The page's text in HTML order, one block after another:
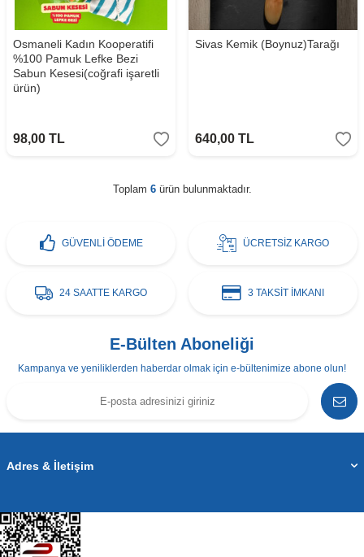
Osmaneli Kadın Kooperatifi
%100 Pamuk Lefke Bezi
Sabun Kesesi(coğrafi işaretli
ürün)
98,00 TL
Sivas Kemik (Boynuz)Tarağı
640,00 TL
Toplam 6ürün bulunmaktadır.
GÜVENLİ ÖDEME ÜCRETSİZ KARGO
24 SAATTE KARGO 3 TAKSİT İMKANI
E-Bülten Aboneliği
Kampanya ve yeniliklerden haberdar olmak için e-bültenimize abone olun!
Adres & İletişim